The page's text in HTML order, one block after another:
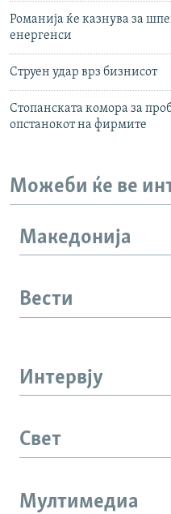
Романија ќе казнува за
енергенси
Струен удар врз бизнисот
Стопанската комора за
опстанокот на фирмите
Можеби ќе ве
Македонија
Вести
Интервју
Свет
Мултимедиа